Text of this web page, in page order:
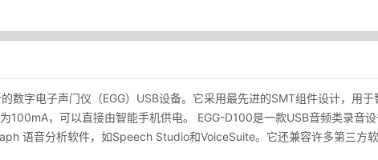
数字电子声门仪（EGG）USB设备。它采用最先进的SMT组件设计，用
100mA，可以直接由智能手机供电。 EGG-D100是一款USB音频类录音设
语音分析软件，如Speech Studio和VoiceSuite。它还兼容许多第三方